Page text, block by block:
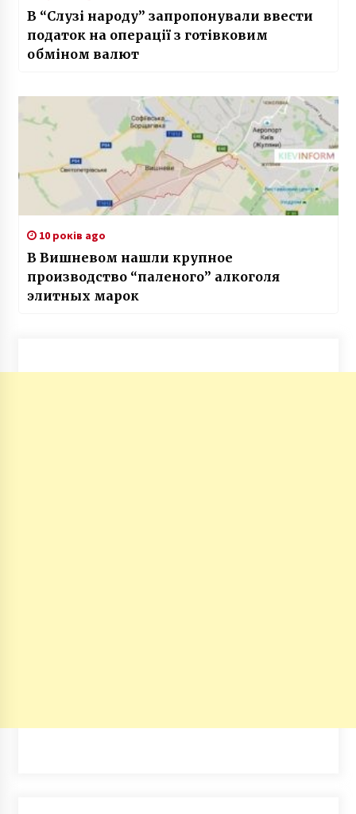
В “Слузі народу” запропонували ввести
податок на операції з готівковим
обміном валют
10 років ago
В Вишневом нашли крупное
производство “паленого” алкоголя
элитных марок